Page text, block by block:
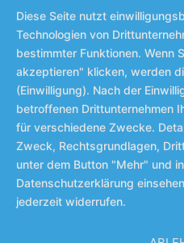
Diese Seite nutzt
Technologien von
bestimmter Funktionen. Wenn
akzeptieren" klicken, werden
(Einwilligung). Nach der
betroffenen Drittunternehmen
für verschiedene Zwecke.
Zweck, Rechtsgrundlagen,
unter dem Button "Mehr" und
Datenschutzerklärung
jederzeit widerrufen.